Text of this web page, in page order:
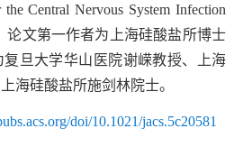
Central Nervous System Infection
论文第一作者为上海硅酸盐所博士
旦大学华山医院谢嵘教授、上海
海硅酸盐所施剑林院士。
doi/10.1021/jacs.5c20581